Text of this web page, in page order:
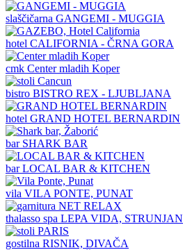
slaščičarna GANGEMI - MUGGIA
hotel CALIFORNIA - ČRNA GORA
cmk Center mladih Koper
bistro BISTRO REX - LJUBLJANA
hotel GRAND HOTEL BERNARDIN
bar SHARK BAR
barLOCAL BAR & KITCHEN
vila VILA PONTE, PUNAT
thalasso spa LEPA VIDA, STRUNJAN
gostilna RISNIK, DIVAČA